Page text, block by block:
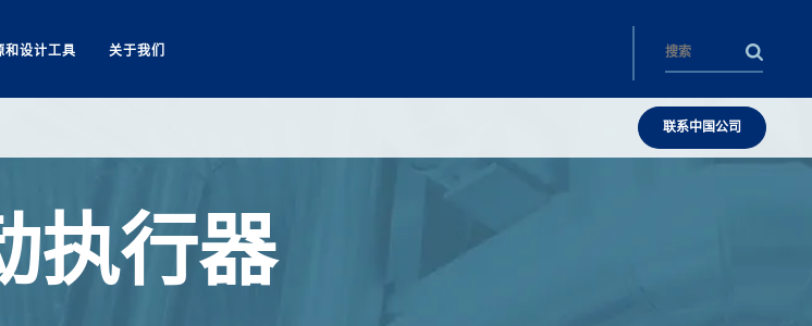
和设计工具 关于我们
联系中国公司
执行器